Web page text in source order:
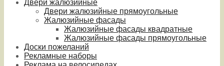
Двери жалюзийные
Двери жалюзийные прямоугольные
Жалюзийные фасады
Жалюзийные фасады квадратные
Жалюзийные фасады прямоугольные
Доски пожеланий
Рекламные наборы